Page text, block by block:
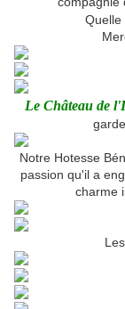
Quelle
Le Château de
Notre Hotesse
passion qu'il a
charme